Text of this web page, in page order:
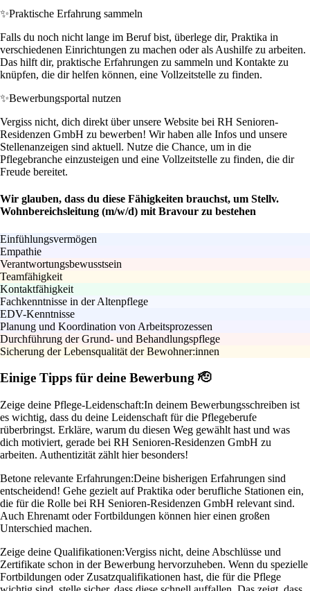
✨Praktische Erfahrung sammeln
Falls du noch nicht lange im Beruf bist, überlege dir, Praktika in
verschiedenen Einrichtungen zu machen oder als Aushilfe zu arbeiten.
Das hilft dir, praktische Erfahrungen zu sammeln und Kontakte zu
knüpfen, die dir helfen können, eine Vollzeitstelle zu finden.
✨Bewerbungsportal nutzen
Vergiss nicht, dich direkt über unsere Website bei RH Senioren-
Residenzen GmbH zu bewerben! Wir haben alle Infos und unsere
Stellenanzeigen sind aktuell. Nutze die Chance, um in die
Pflegebranche einzusteigen und eine Vollzeitstelle zu finden, die dir
Freude bereitet.
Wir glauben, dass du diese Fähigkeiten brauchst, um Stellv.
Wohnbereichsleitung (m/w/d) mit Bravour zu bestehen
Einfühlungsvermögen
Empathie
Verantwortungsbewusstsein
Teamfähigkeit
Kontaktfähigkeit
Fachkenntnisse in der Altenpflege
EDV-Kenntnisse
Planung und Koordination von Arbeitsprozessen
Durchführung der Grund- und Behandlungspflege
Sicherung der Lebensqualität der Bewohner:innen
Einige Tipps für deine Bewerbung 🫡
Zeige deine Pflege-Leidenschaft:In deinem Bewerbungsschreiben ist
es wichtig, dass du deine Leidenschaft für die Pflegeberufe
rüberbringst. Erkläre, warum du diesen Weg gewählt hast und was
dich motiviert, gerade bei RH Senioren-Residenzen GmbH zu
arbeiten. Authentizität zählt hier besonders!
Betone relevante Erfahrungen:Deine bisherigen Erfahrungen sind
entscheidend! Gehe gezielt auf Praktika oder berufliche Stationen ein,
die für die Rolle bei RH Senioren-Residenzen GmbH relevant sind.
Auch Ehrenamt oder Fortbildungen können hier einen großen
Unterschied machen.
Zeige deine Qualifikationen:Vergiss nicht, deine Abschlüsse und
Zertifikate schon in der Bewerbung hervorzuheben. Wenn du spezielle
Fortbildungen oder Zusatzqualifikationen hast, die für die Pflege